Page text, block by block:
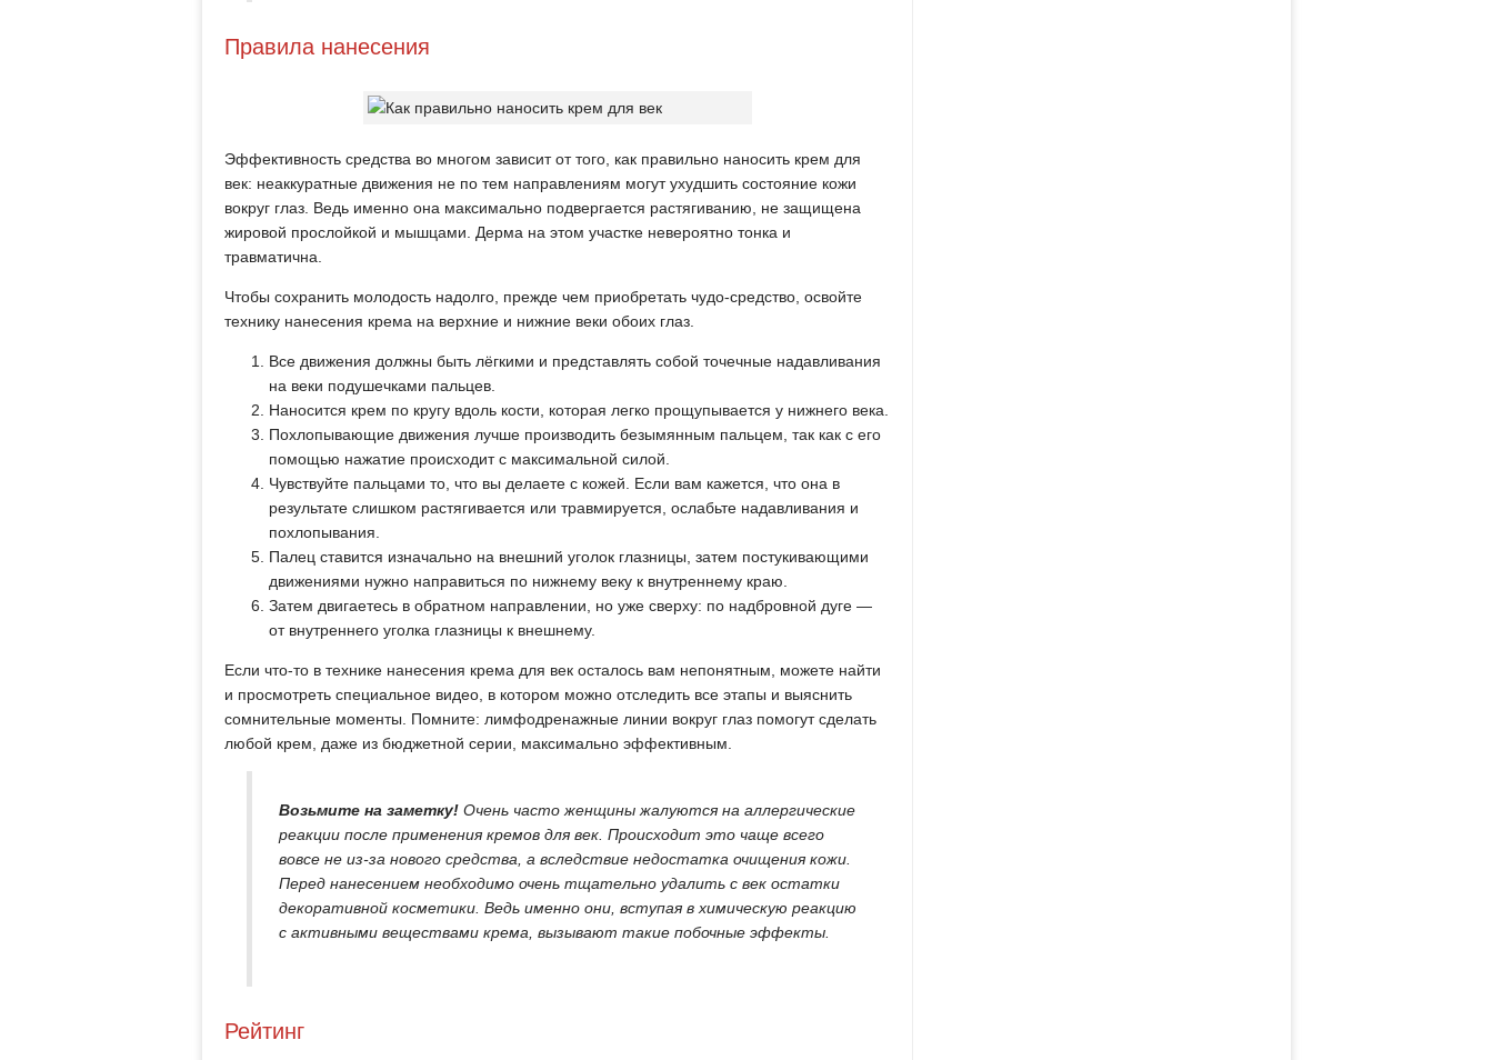
Правила нанесения
Эффективность средства во многом зависит от того, как правильно наносить крем для
век: неаккуратные движения не по тем направлениям могут ухудшить состояние кожи
вокруг глаз. Ведь именно она максимально подвергается растягиванию, не защищена
жировой прослойкой и мышцами. Дерма на этом участке невероятно тонка и
травматична.
Чтобы сохранить молодость надолго, прежде чем приобретать чудо-средство, освойте
технику нанесения крема на верхние и нижние веки обоих глаз.
Все движения должны быть лёгкими и представлять собой точечные надавливания
на веки подушечками пальцев.
Наносится крем по кругу вдоль кости, которая легко прощупывается у нижнего века.
Похлопывающие движения лучше производить безымянным пальцем, так как с его
помощью нажатие происходит с максимальной силой.
Чувствуйте пальцами то, что вы делаете с кожей. Если вам кажется, что она в
результате слишком растягивается или травмируется, ослабьте надавливания и
похлопывания.
Палец ставится изначально на внешний уголок глазницы, затем постукивающими
движениями нужно направиться по нижнему веку к внутреннему краю.
Затем двигаетесь в обратном направлении, но уже сверху: по надбровной дуге —
от внутреннего уголка глазницы к внешнему.
Если что-то в технике нанесения крема для век осталось вам непонятным, можете найти
и просмотреть специальное видео, в котором можно отследить все этапы и выяснить
сомнительные моменты. Помните: лимфодренажные линии вокруг глаз помогут сделать
любой крем, даже из бюджетной серии, максимально эффективным.
Возьмите на заметку! Очень часто женщины жалуются на аллергические
реакции после применения кремов для век. Происходит это чаще всего
вовсе не из-за нового средства, а вследствие недостатка очищения кожи.
Перед нанесением необходимо очень тщательно удалить с век остатки
декоративной косметики. Ведь именно они, вступая в химическую реакцию
с активными веществами крема, вызывают такие побочные эффекты.
Рейтинг